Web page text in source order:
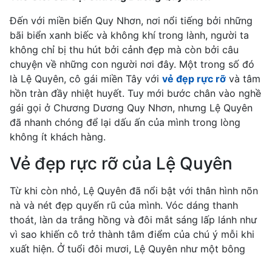
Đến với miền biển Quy Nhơn, nơi nổi tiếng bởi những
bãi biển xanh biếc và không khí trong lành, người ta
không chỉ bị thu hút bởi cảnh đẹp mà còn bởi câu
chuyện về những con người nơi đây. Một trong số đó
là Lệ Quyên, cô gái miền Tây với vẻ đẹp rực rỡ và tâm
hồn tràn đầy nhiệt huyết. Tuy mới bước chân vào nghề
gái gọi ở Chương Dương Quy Nhơn, nhưng Lệ Quyên
đã nhanh chóng để lại dấu ấn của mình trong lòng
không ít khách hàng.
Vẻ đẹp rực rỡ của Lệ Quyên
Từ khi còn nhỏ, Lệ Quyên đã nổi bật với thân hình nõn
nà và nét đẹp quyến rũ của mình. Vóc dáng thanh
thoát, làn da trắng hồng và đôi mắt sáng lấp lánh như
vì sao khiến cô trở thành tâm điểm của chú ý mỗi khi
xuất hiện. Ở tuổi đôi mươi, Lệ Quyên như một bông